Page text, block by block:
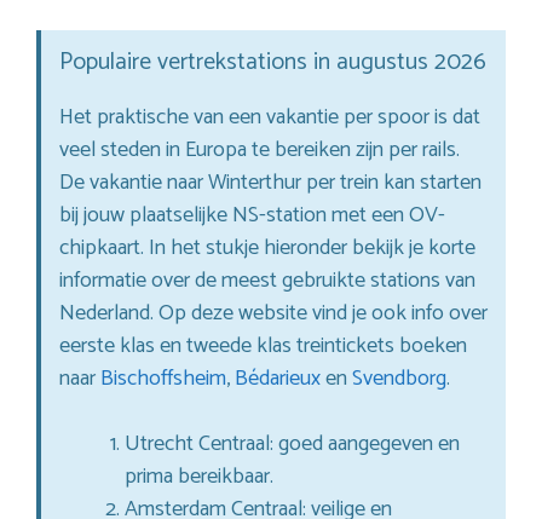
Populaire vertrekstations in augustus 2026
Het praktische van een vakantie per spoor is dat
veel steden in Europa te bereiken zijn per rails.
De vakantie naar Winterthur per trein kan starten
bij jouw plaatselijke NS-station met een OV-
chipkaart. In het stukje hieronder bekijk je korte
informatie over de meest gebruikte stations van
Nederland. Op deze website vind je ook info over
eerste klas en tweede klas treintickets boeken
naarBischoffsheim,BédarieuxenSvendborg.
Utrecht Centraal: goed aangegeven en
prima bereikbaar.
Amsterdam Centraal: veilige en